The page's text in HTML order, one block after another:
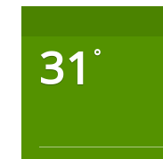
31 °